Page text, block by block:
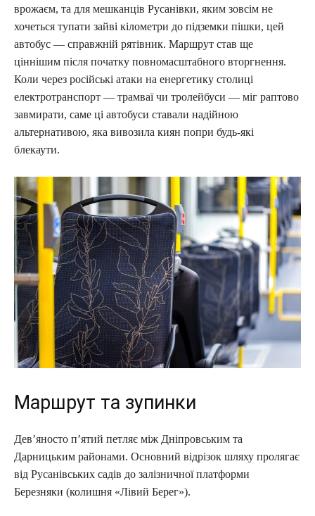
врожаєм, та для мешканців Русанівки, яким зовсім не
хочеться тупати зайві кілометри до підземки пішки, цей
автобус — справжній рятівник. Маршрут став ще
ціннішим після початку повномасштабного вторгнення.
Коли через російські атаки на енергетику столиці
електротранспорт — трамваї чи тролейбуси — міг раптово
завмирати, саме ці автобуси ставали надійною
альтернативою, яка вивозила киян попри будь-які
блекаути.
Маршрут та зупинки
Дев’яносто п’ятий петляє між Дніпровським та
Дарницьким районами. Основний відрізок шляху пролягає
від Русанівських садів до залізничної платформи
Березняки (колишня «Лівий Берег»).